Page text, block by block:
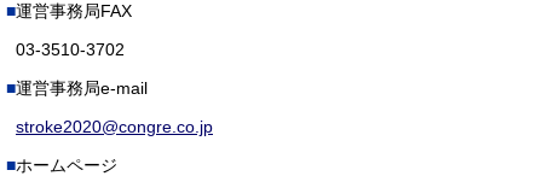
運営事務局FAX
03-3510-3702
運営事務局e-mail
stroke2020@congre.co.jp
ホームページ